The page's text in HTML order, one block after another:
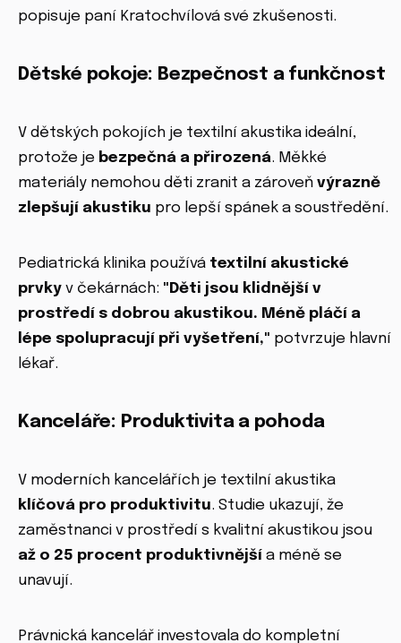
popisuje paní Kratochvílová své zkušenosti.
Dětské pokoje: Bezpečnost a funkčnost
V dětských pokojích je textilní akustika ideální,
protože je bezpečná a přirozená. Měkké
materiály nemohou děti zranit a zároveň výrazně
zlepšují akustiku pro lepší spánek a soustředění.
Pediatrická klinika používá textilní akustické
prvky v čekárnách: "Děti jsou klidnější v
prostředí s dobrou akustikou. Méně pláčí a
lépe spolupracují při vyšetření," potvrzuje hlavní
lékař.
Kanceláře: Produktivita a pohoda
V moderních kancelářích je textilní akustika
klíčová pro produktivitu. Studie ukazují, že
zaměstnanci v prostředí s kvalitní akustikou jsou
až o 25 procent produktivnější a méně se
unavují.
Právnická kancelář investovala do kompletní